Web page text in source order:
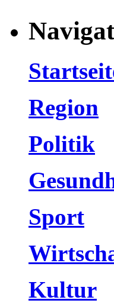
Region
Politik
Sport
Kultur